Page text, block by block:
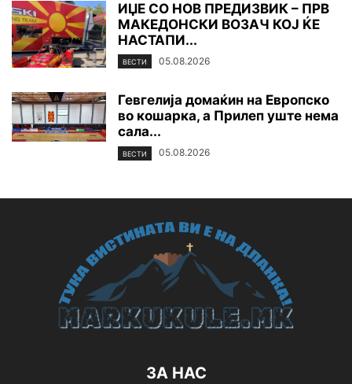
ИЏЕ СО НОВ ПРЕДИЗВИК – ПРВ
МАКЕДОНСКИ ВОЗАЧ КОЈ ЌЕ
НАСТАПИ...
ВЕСТИ 05.08.2026
Гевгелија домаќин на Европско
во кошарка, а Прилеп уште нема
сала...
ВЕСТИ 05.08.2026
ЗА НАС